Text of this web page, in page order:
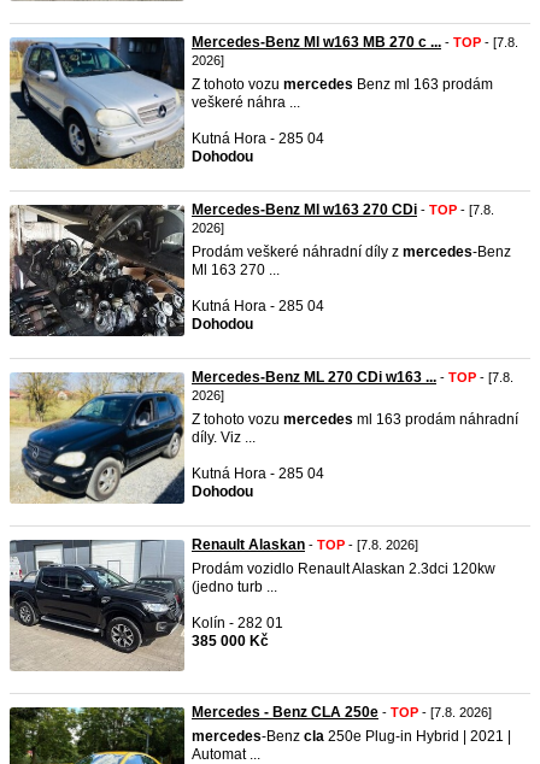
Mercedes-Benz Ml w163 MB 270 c ... - TOP - [7.8.
2026]
Z tohoto vozu mercedes Benz ml 163 prodám
veškeré náhra ...
Kutná Hora - 285 04
Dohodou
Mercedes-Benz Ml w163 270 CDi - TOP - [7.8.
2026]
Prodám veškeré náhradní díly z mercedes-Benz
Ml 163 270 ...
Kutná Hora - 285 04
Dohodou
Mercedes-Benz ML 270 CDi w163 ... - TOP - [7.8.
2026]
Z tohoto vozu mercedes ml 163 prodám náhradní
díly. Viz ...
Kutná Hora - 285 04
Dohodou
Renault Alaskan - TOP - [7.8. 2026]
Prodám vozidlo Renault Alaskan 2.3dci 120kw
(jedno turb ...
Kolín - 282 01
385 000 Kč
Mercedes - Benz CLA 250e - TOP - [7.8. 2026]
mercedes-Benz cla 250e Plug-in Hybrid | 2021 |
Automat ...